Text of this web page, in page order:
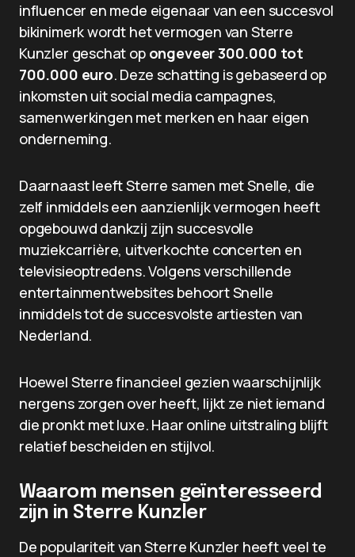
influencer en mede eigenaar van een succesvol
bikinimerk wordt het vermogen van Sterre
Kunzler geschat op ongeveer 300.000 tot
700.000 euro. Deze schatting is gebaseerd op
inkomsten uit social media campagnes,
samenwerkingen met merken en haar eigen
onderneming.
Daarnaast leeft Sterre samen met Snelle, die
zelf inmiddels een aanzienlijk vermogen heeft
opgebouwd dankzij zijn succesvolle
muziekcarrière, uitverkochte concerten en
televisieoptredens. Volgens verschillende
entertainmentwebsites behoort Snelle
inmiddels tot de succesvolste artiesten van
Nederland.
Hoewel Sterre financieel gezien waarschijnlijk
nergens zorgen over heeft, lijkt ze niet iemand
die pronkt met luxe. Haar online uitstraling blijft
relatief bescheiden en stijlvol.
Waarom mensen geïnteresseerd
zijn in Sterre Kunzler
De populariteit van Sterre Kunzler heeft veel te